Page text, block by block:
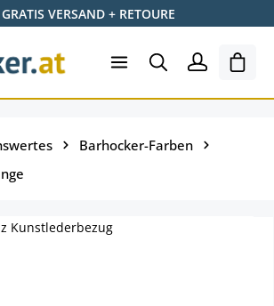
GRATIS VERSAND + RETOURE
Barhocker-Farben